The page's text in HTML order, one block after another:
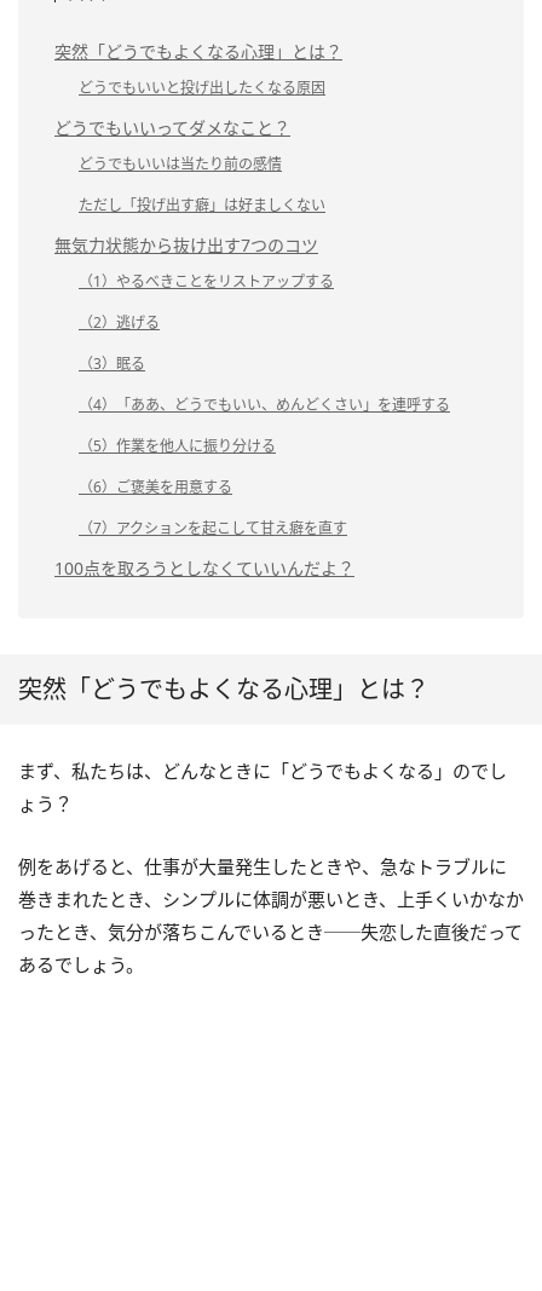
突然「どうでもよくなる心理」とは？
どうでもいいと投げ出したくなる原因
どうでもいいってダメなこと？
どうでもいいは当たり前の感情
ただし「投げ出す癖」は好ましくない
無気力状態から抜け出す7つのコツ
（1）やるべきことをリストアップする
（2）逃げる
（3）眠る
（4）「ああ、どうでもいい、めんどくさい」を連呼する
（5）作業を他人に振り分ける
（6）ご褒美を用意する
（7）アクションを起こして甘え癖を直す
100点を取ろうとしなくていいんだよ？
突然「どうでもよくなる心理」とは？
まず、私たちは、どんなときに「どうでもよくなる」のでし
ょう？
例をあげると、仕事が大量発生したときや、急なトラブルに
巻きまれたとき、シンプルに体調が悪いとき、上手くいかなか
ったとき、気分が落ちこんでいるとき──失恋した直後だって
あるでしょう。